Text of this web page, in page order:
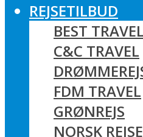
REJSETILBUD
BEST TRAVEL
C&C TRAVEL
FDM TRAVEL
GRØNREJS
NORSK